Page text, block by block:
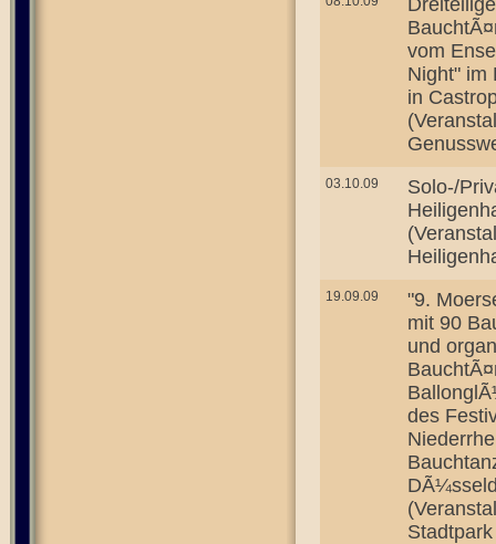
vom
Night" im
in
03.10.09
Solo-/
19.09.09
"9.
mit 90
und
des